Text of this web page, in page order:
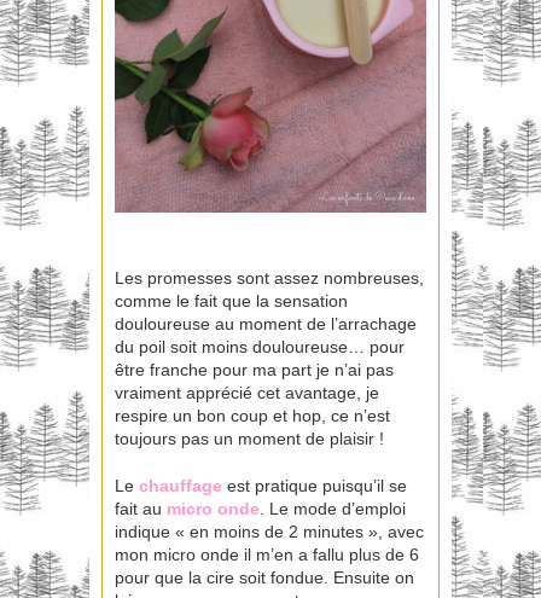
Les promesses sont assez nombreuses,
comme le fait que la sensation
douloureuse au moment de l’arrachage
du poil soit moins douloureuse… pour
être franche pour ma part je n’ai pas
vraiment apprécié cet avantage, je
respire un bon coup et hop, ce n’est
toujours pas un moment de plaisir !
Le chauffage est pratique puisqu’il se
fait au micro onde . Le mode d’emploi
indique « en moins de 2 minutes », avec
mon micro onde il m’en a fallu plus de 6
pour que la cire soit fondue. Ensuite on